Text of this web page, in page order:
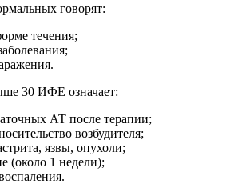
говорят:
течения;
30 ИФЕ означает:
АТ после терапии;
возбудителя;
язвы, опухоли;
(около 1 недели);